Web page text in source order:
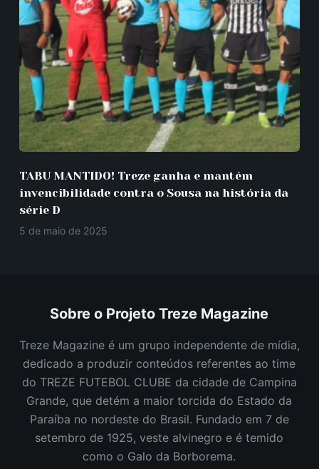
TABU MANTIDO! Treze ganha e mantém
invencibilidade contra o Sousa na história da
série D
5 de maio de 2025
Sobre o Projeto Treze Magazine
Treze Magazine é um grupo independente de mídia,
dedicado a produzir conteúdos referentes ao time
do TREZE FUTEBOL CLUBE da cidade de Campina
Grande, que detém a maior torcida do Estado da
Paraíba no nordeste do Brasil. Fundado em 7 de
setembro de 1925, veste alvinegro e é temido
como o Galo da Borborema.